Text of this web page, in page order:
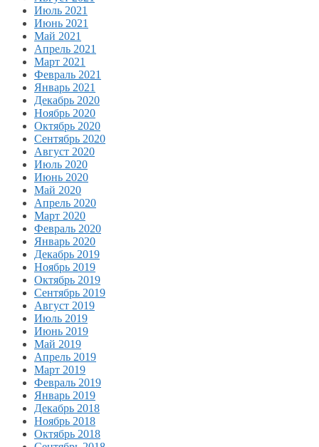
Июль 2021
Июнь 2021
Май 2021
Апрель 2021
Март 2021
Февраль 2021
Январь 2021
Декабрь 2020
Ноябрь 2020
Октябрь 2020
Сентябрь 2020
Август 2020
Июль 2020
Июнь 2020
Май 2020
Апрель 2020
Март 2020
Февраль 2020
Январь 2020
Декабрь 2019
Ноябрь 2019
Октябрь 2019
Сентябрь 2019
Август 2019
Июль 2019
Июнь 2019
Май 2019
Апрель 2019
Март 2019
Февраль 2019
Январь 2019
Декабрь 2018
Ноябрь 2018
Октябрь 2018